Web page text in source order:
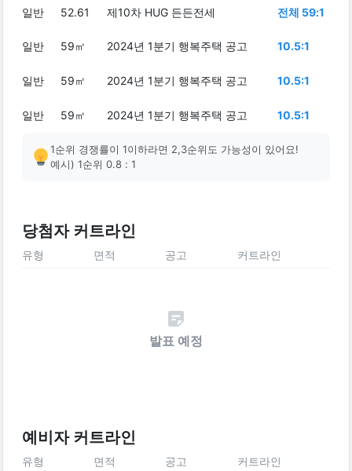
일반 52.61 제10차 HUG 든든전세 전체 59:1
일반 59㎡ 2024년 1분기 행복주택 공고 10.5:1
일반 59㎡ 2024년 1분기 행복주택 공고 10.5:1
일반 59㎡ 2024년 1분기 행복주택 공고 10.5:1
1순위 경쟁률이 1이하라면 2,3순위도 가능성이 있어요!
예시) 1순위 0.8 : 1
당첨자 커트라인
유형 면적 공고 커트라인
발표 예정
예비자 커트라인
유형 면적 공고 커트라인